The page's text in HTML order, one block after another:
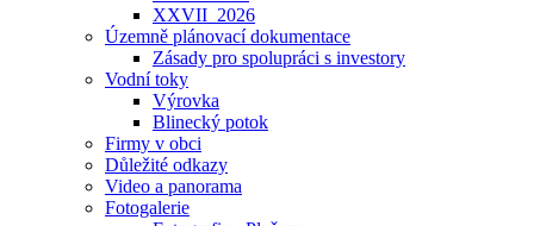
XXVII_2026
Územně plánovací dokumentace
Zásady pro spolupráci s investory
Vodní toky
Výrovka
Blinecký potok
Firmy v obci
Důležité odkazy
Video a panorama
Fotogalerie